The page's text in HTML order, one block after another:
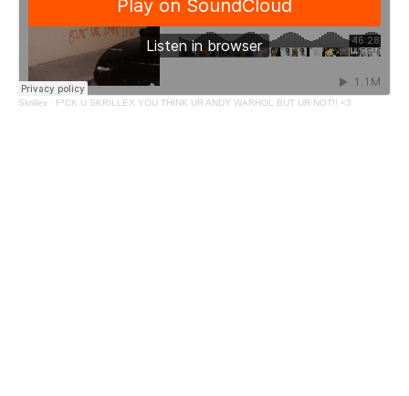
Skrillex · F*CK U SKRILLEX YOU THINK UR ANDY WARHOL BUT UR NOT!! <3